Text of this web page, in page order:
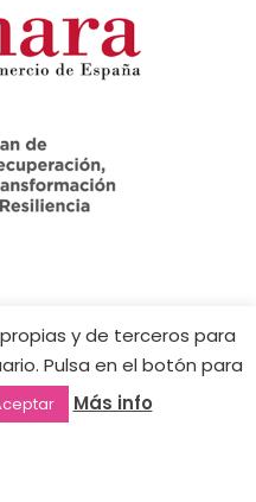
y de terceros para
Pulsa en el botón para
Más info